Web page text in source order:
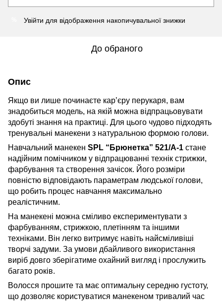
Увійти для відображення накопичувальної знижки
До обраного
Опис
Якщо ви лише починаєте кар’єру перукаря, вам
знадобиться модель, на якій можна відпрацьовувати
здобуті знання на практиці. Для цього чудово підходять
тренувальні манекени з натуральною формою голови.
Навчальний манекен SPL “Брюнетка” 521/A-1 стане
надійним помічником у відпрацюванні технік стрижки,
фарбування та створення зачісок. Його розміри
повністю відповідають параметрам людської голови,
що робить процес навчання максимально
реалістичним.
На манекені можна сміливо експериментувати з
фарбуванням, стрижкою, плетінням та іншими
техніками. Він легко витримує навіть найсміливіші
творчі задуми. За умови дбайливого використання
виріб довго зберігатиме охайний вигляд і прослужить
багато років.
Волосся прошите та має оптимальну середню густоту,
що дозволяє користуватися манекеном тривалий час